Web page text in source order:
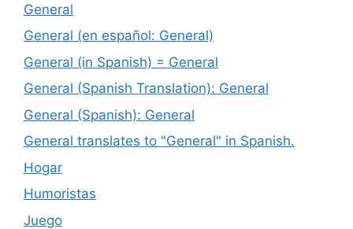
General
General (en español: General)
General (in Spanish) = General
General (Spanish Translation): General
General (Spanish): General
General translates to "General" in Spanish.
Hogar
Humoristas
Juego